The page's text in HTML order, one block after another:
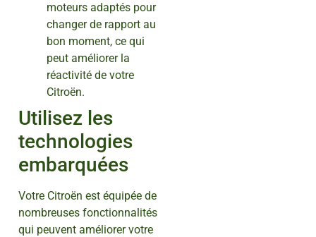
moteurs adaptés pour
changer de rapport au
bon moment, ce qui
peut améliorer la
réactivité de votre
Citroën.
Utilisez les
technologies
embarquées
Votre Citroën est équipée de
nombreuses fonctionnalités
qui peuvent améliorer votre